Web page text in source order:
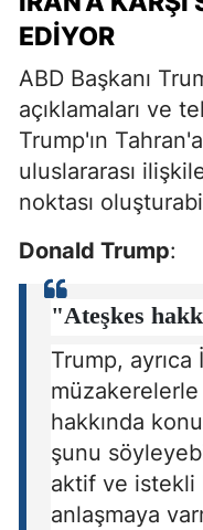
EDIYOR
ABD Başkanı
açıklamaları ve
Trump'ın
uluslararası
noktası
Donald Trump:
"Ateşkes
Trump,
hakkında
şunu
aktif ve istekli
anlaşmaya